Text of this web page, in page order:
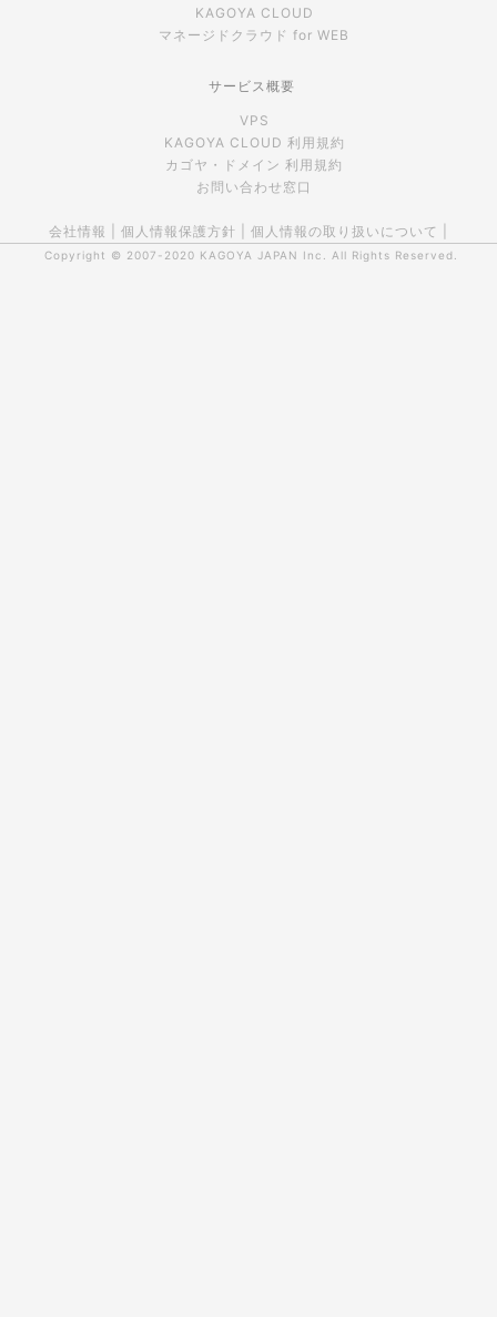
KAGOYA CLOUD
マネージドクラウド for WEB
サービス概要
VPS
KAGOYA CLOUD 利用規約
カゴヤ・ドメイン 利用規約
お問い合わせ窓口
会社情報 個人情報保護方針 個人情報の取り扱いについて
Copyright © 2007-2020 KAGOYA JAPAN Inc. All Rights Reserved.